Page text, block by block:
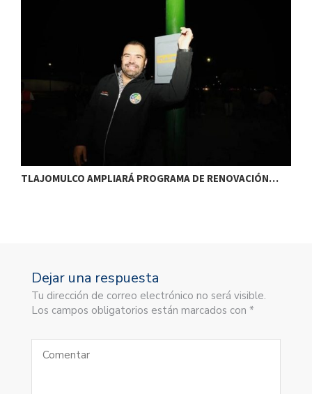
TLAJOMULCO AMPLIARÁ PROGRAMA DE RENOVACIÓN…
Dejar una respuesta
Tu dirección de correo electrónico no será visible.
Los campos obligatorios están marcados con *